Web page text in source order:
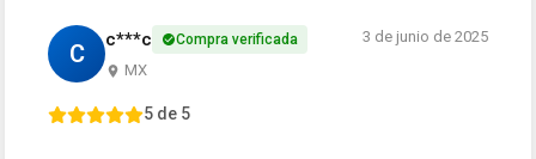
C c***c Compra verificada
MX
3 de junio de 2025
5 de 5